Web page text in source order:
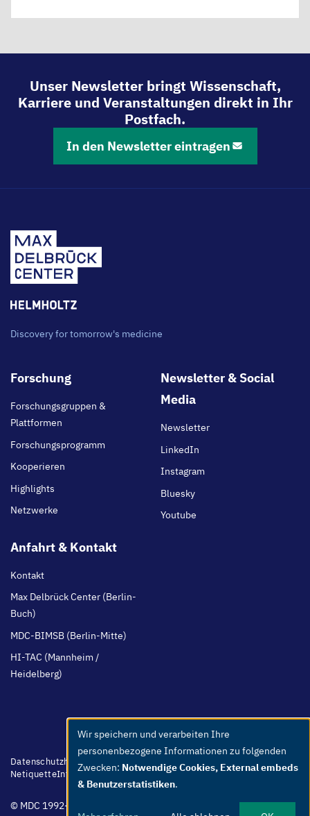
Unser Newsletter bringt Wissenschaft,
Karriere und Veranstaltungen direkt in Ihr
Postfach.
In den Newsletter eintragen
Discovery for tomorrow's medicine
Footer
Forschung
Forschungsgruppen &
Plattformen
Forschungsprogramm
Kooperieren
Highlights
Netzwerke
Newsletter & Social
Media
Newsletter
LinkedIn
Instagram
Bluesky
Youtube
Anfahrt & Kontakt
Kontakt
Max Delbrück Center (Berlin-
Buch)
MDC-BIMSB (Berlin-Mitte)
HI-TAC (Mannheim /
Heidelberg)
Footer
menu
Datenschutzhinweis BarrierefreiheitLeichte Sprache
Whistleblower
NetiquetteInternImpressum
© MDC 1992-2026
Use
of
personal
data
Wir speichern und verarbeiten Ihre
personenbezogene Informationen zu folgenden
Zwecken: Notwendige Cookies, External embeds
& Benutzerstatistiken.